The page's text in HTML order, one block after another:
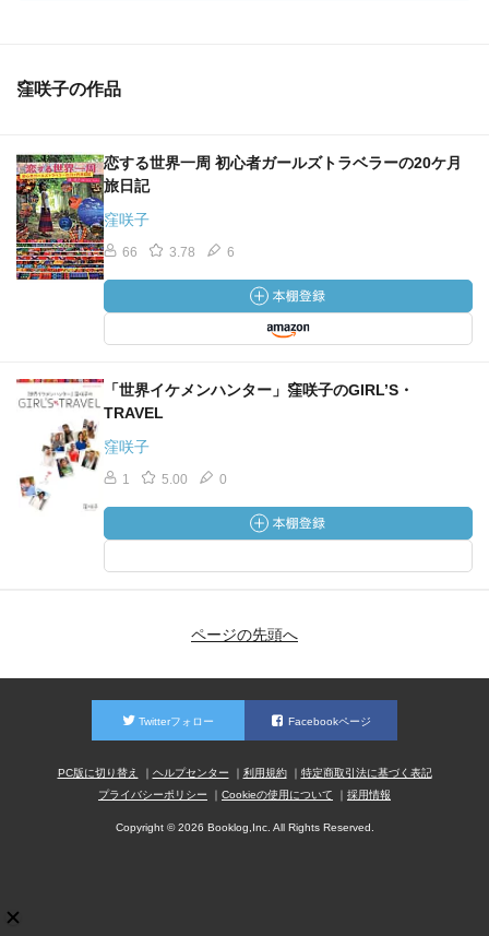
窪咲子の作品
恋する世界一周 初心者ガールズトラベラーの20ケ月
旅日記
窪咲子
66 3.78 6
「世界イケメンハンター」窪咲子のGIRL’S・
TRAVEL
窪咲子
1 5.00 0
ページの先頭へ
Twitterフォロー Facebookページ
PC版に切り替え ヘルプセンター 利用規約
特定商取引法に基づく表記
プライバシーポリシー
Cookieの使用について 採用情報
Copyright © 2026 Booklog,Inc. All Rights Reserved.